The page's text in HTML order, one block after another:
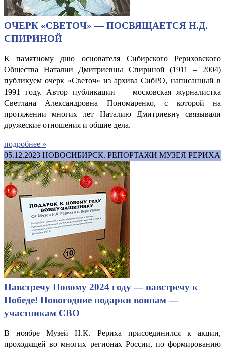
ОЧЕРК «СВЕТОЧ» — ПОСВЯЩАЕТСЯ Н.Д.
СПИРИНОЙ
К памятному дню основателя Сибирского Рериховского
Общества Наталии Дмитриевны Спириной (1911 – 2004)
публикуем очерк «Светоч» из архива СибРО, написанный в
1991 году. Автор публикации — московская журналистка
Светлана Александровна Пономаренко, с которой на
протяжении многих лет Наталию Дмитриевну связывали
дружеские отношения и общие дела.
подробнее »
05.12.2023 НОВОСИБИРСК. РЕПОРТАЖИ МУЗЕЯ РЕРИХА
Навстречу Новому 2024 году — навстречу к
Победе! Новогодние подарки воинам —
участникам СВО
В ноябре Музей Н.К. Рериха присоединился к акции,
проходящей во многих регионах России, по формированию